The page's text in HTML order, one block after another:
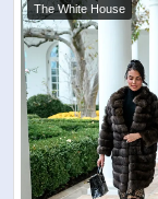
The White House